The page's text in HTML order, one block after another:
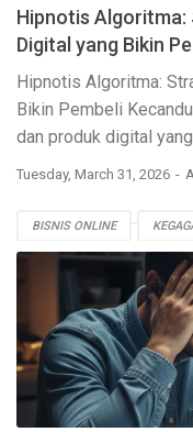
Hipnotis
Digital yang Bikin
Hipnotis Algoritma:
Bikin Pembeli
dan produk digital yang
Tuesday, March 31, 2026
BISNIS ONLINE
PEMASARAN DIGITAL
PRODUK DIGITAL